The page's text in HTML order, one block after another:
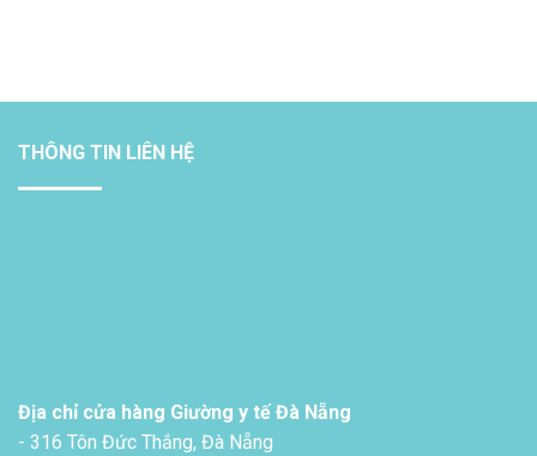
THÔNG TIN LIÊN HỆ
Địa chỉ cửa hàng Giường y tế Đà Nẵng
- 316 Tôn Đức Thắng, Đà Nẵng